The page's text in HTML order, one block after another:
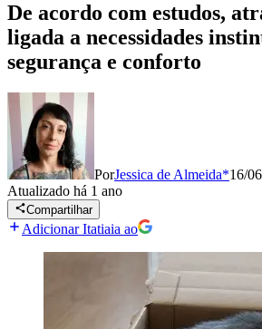
De acordo com estudos,
ligada a necessidades
segurança e conforto
PorJessica de Almeida*16/
Atualizado há 1 ano
Compartilhar
Adicionar Itatiaia ao